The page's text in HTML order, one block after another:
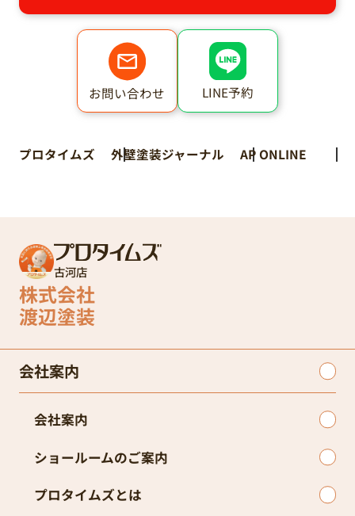
お問い合わせ LINE予約
プロタイムズ 外壁塗装ジャーナル AP ONLINE
古河店
株式会社
渡辺塗装
会社案内
会社案内
ショールームのご案内
プロタイムズとは